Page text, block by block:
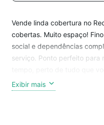
Vende linda cobertura no
cobertas. Muito espaço!
social e dependências
serviço. Ponto perfeito para
Super arejado e iluminado.
criar. Escada de granito.
Exibir mais